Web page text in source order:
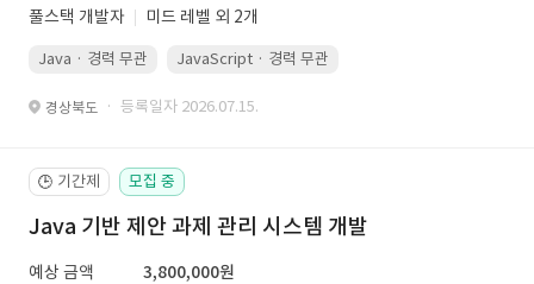
풀스택 개발자 미드 레벨 외 2개
Java · 경력 무관 JavaScript · 경력 무관
경상북도 · 등록일자 2026.07.15.
🕒 기간제 모집 중
Java 기반 제안 과제 관리 시스템 개발
예상 금액
3,800,000원